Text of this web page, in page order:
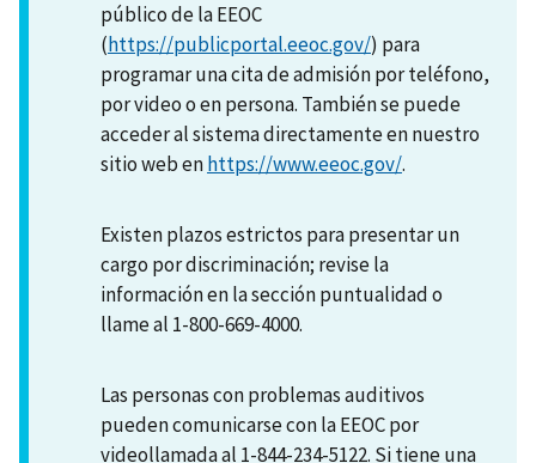
público de la EEOC
(https://publicportal.eeoc.gov/) para
programar una cita de admisión por teléfono,
por video o en persona. También se puede
acceder al sistema directamente en nuestro
sitio web enhttps://www.eeoc.gov/.
Existen plazos estrictos para presentar un
cargo por discriminación; revise la
información en la sección puntualidad o
llame al 1-800-669-4000.
Las personas con problemas auditivos
pueden comunicarse con la EEOC por
videollamada al 1-844-234-5122. Si tiene una